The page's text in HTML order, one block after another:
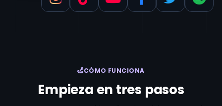
CÓMO FUNCIONA
Empieza en tres pasos